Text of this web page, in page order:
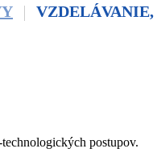
postupov.